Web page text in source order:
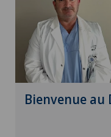
Bienvenue au